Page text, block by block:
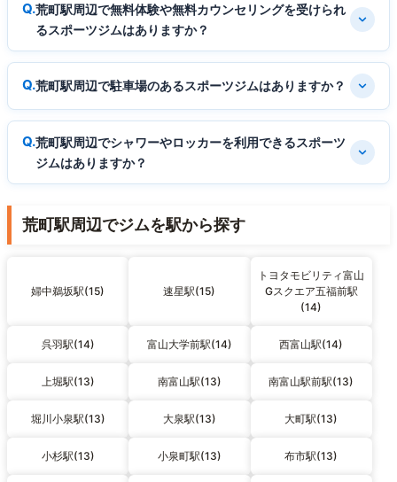
荒町駅周辺で無料体験や無料カウンセリングを受けられ
るスポーツジムはありますか？
荒町駅周辺で駐車場のあるスポーツジムはありますか？
荒町駅周辺でシャワーやロッカーを利用できるスポーツ
ジムはありますか？
荒町駅周辺でジムを駅から探す
婦中鵜坂駅(15) 速星駅(15)
トヨタモビリティ富山
Gスクエア五福前駅
(14)
呉羽駅(14) 富山大学前駅(14) 西富山駅(14)
上堀駅(13) 南富山駅(13) 南富山駅前駅(13)
堀川小泉駅(13) 大泉駅(13) 大町駅(13)
小杉駅(13) 小泉町駅(13) 布市駅(13)